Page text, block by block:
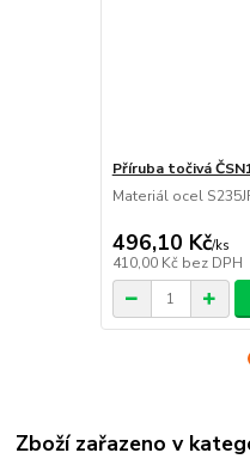
Příruba točivá
Materiál ocel
496,10 Kč/ks
410,00 Kč bez DPH
Zboží zařazeno v